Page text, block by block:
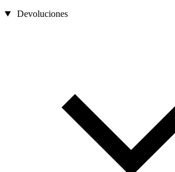
Devoluciones